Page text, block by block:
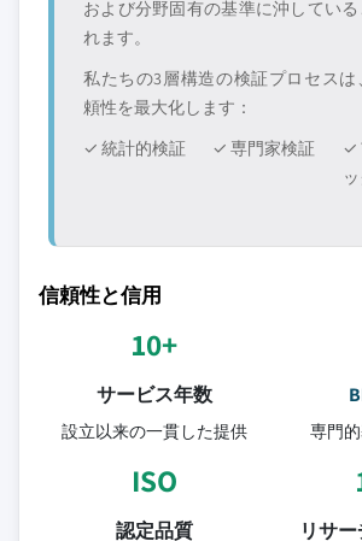
および分野固有の基準に沖してい
れます。
私たちの3層構造の検証プロセス
頼性を最大化します：
✓ 統計的検証
✓ 専門家検証
✓
信頼性と信用
10+
サービス年数
設立以来の一貫した提供 専門
ISO
認定品質 リサ